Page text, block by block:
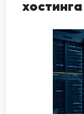
хостинга